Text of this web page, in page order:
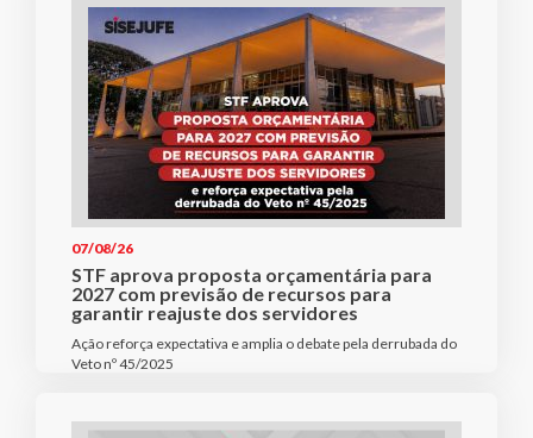
07/08/26
STF aprova proposta orçamentária para
2027 com previsão de recursos para
garantir reajuste dos servidores
Ação reforça expectativa e amplia o debate pela derrubada do
Veto nº 45/2025